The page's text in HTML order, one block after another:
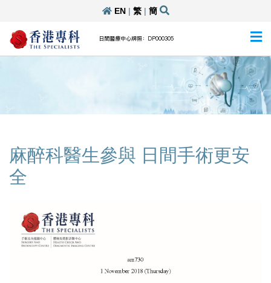
EN| 繁| 簡
日間醫療中心牌照：DP000305
麻醉科醫生參與 日間手術更安
全